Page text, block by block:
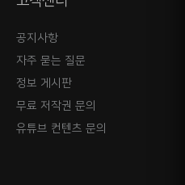
공지사항
자주 묻는 질문
정보 게시판
무료 저작권 문의
유튜브 컨텐츠 문의